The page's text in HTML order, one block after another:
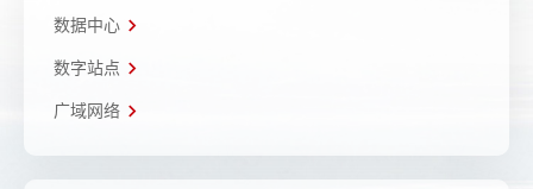
数据中心
数字站点
广域网络